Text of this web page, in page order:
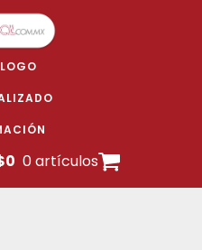
0 0 artículos